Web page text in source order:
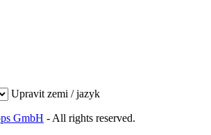
Upravit zemi / jazyk
GmbH - All rights reserved.